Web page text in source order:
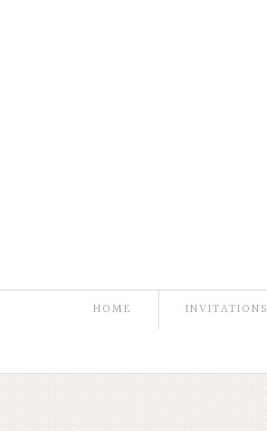
HOME INVITATIONS